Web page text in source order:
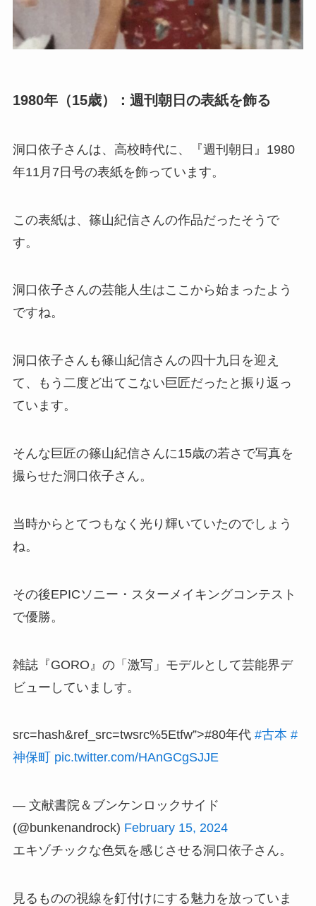
1980年（15歳）：週刊朝日の表紙を飾る
洞口依子さんは、高校時代に、『週刊朝日』1980
年11月7日号の表紙を飾っています。
この表紙は、篠山紀信さんの作品だったそうで
す。
洞口依子さんの芸能人生はここから始まったよう
ですね。
洞口依子さんも篠山紀信さんの四十九日を迎え
て、もう二度ど出てこない巨匠だったと振り返っ
ています。
そんな巨匠の篠山紀信さんに15歳の若さで写真を
撮らせた洞口依子さん。
当時からとてつもなく光り輝いていたのでしょう
ね。
その後EPICソニー・スターメイキングコンテスト
で優勝。
雑誌『GORO』の「激写」モデルとして芸能界デ
ビューしていましす。
src=hash&ref_src=twsrc%5Etfw”>#80年代 #古本 #
神保町
pic.twitter.com/HAnGCgSJJE
— 文献書院＆ブンケンロックサイド
(@bunkenandrock) February 15, 2024
エキゾチックな色気を感じさせる洞口依子さん。
見るものの視線を釘付けにする魅力を放っていま